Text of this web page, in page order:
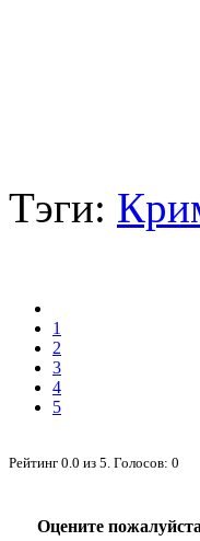
Тэги:
1
2
3
4
5
Рейтинг 0.0 из 5 . Голосов: 0
Оцените